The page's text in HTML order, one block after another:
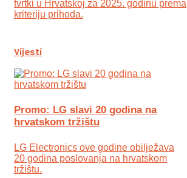
tvrtki u Hrvatskoj za 2025. godinu prema
kriteriju prihoda.
Vijesti
Promo: LG slavi 20 godina na
hrvatskom tržištu
LG Electronics ove godine obilježava
20 godina poslovanja na hrvatskom
tržištu.